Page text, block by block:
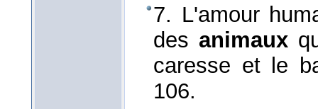
7. L'amour
des animaux
caresse et le
106.